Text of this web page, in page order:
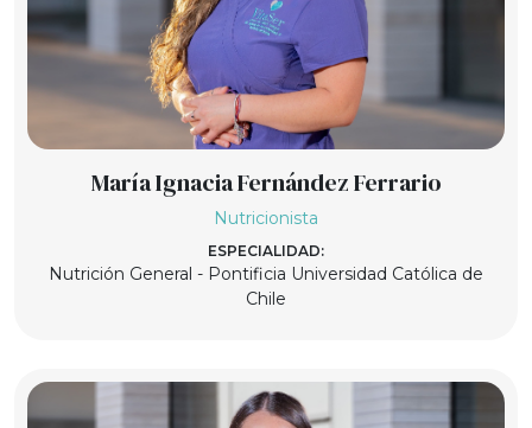
María Ignacia Fernández Ferrario
Nutricionista
ESPECIALIDAD:
Nutrición General - Pontificia Universidad Católica de
Chile